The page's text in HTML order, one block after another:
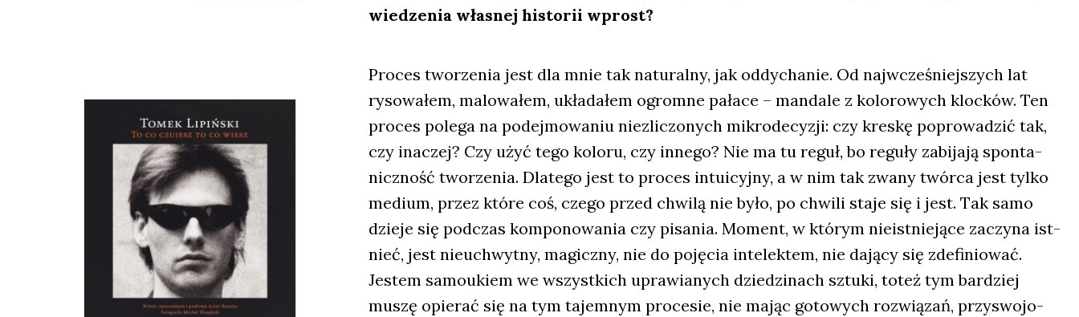
wie­dze­nia wła­snej histo­rii wprost?
Pro­ces two­rze­nia jest dla mnie tak natu­ral­ny, jak oddy­cha­nie. Od naj­wcze­śniej­szych lat
ryso­wa­łem, malo­wa­łem, ukła­da­łem ogrom­ne pała­ce – man­da­le z kolo­ro­wych kloc­ków. Ten
pro­ces pole­ga na podej­mo­wa­niu nie­zli­czo­nych mikro­de­cy­zji: czy kre­skę popro­wa­dzić tak,
czy ina­czej? Czy użyć tego kolo­ru, czy inne­go? Nie ma tu reguł, bo regu­ły zabi­ja­ją spon­ta­
nicz­ność two­rze­nia. Dla­te­go jest to pro­ces intu­icyj­ny, a w nim tak zwa­ny twór­ca jest tyl­ko
medium, przez któ­re coś, cze­go przed chwi­lą nie było, po chwi­li sta­je się i jest. Tak samo
dzie­je się pod­czas kom­po­no­wa­nia czy pisa­nia. Moment, w któ­rym nie­ist­nie­ją­ce zaczy­na ist­
nieć, jest nie­uchwyt­ny, magicz­ny, nie do poję­cia inte­lek­tem, nie dają­cy się zde­fi­nio­wać.
Jestem samo­ukiem we wszyst­kich upra­wia­nych dzie­dzi­nach sztu­ki, toteż tym bar­dziej
muszę opie­rać się na tym tajem­nym pro­ce­sie, nie mając goto­wych roz­wią­zań, przy­swo­jo­